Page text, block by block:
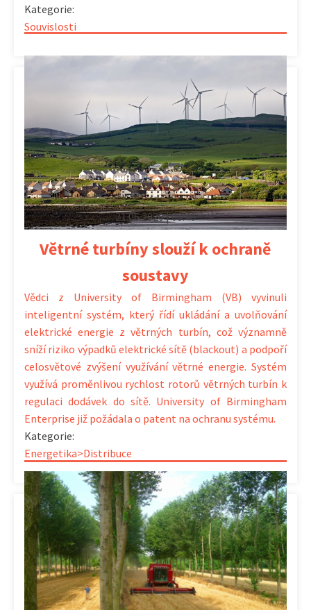
Kategorie:
Souvislosti
21.06.2020 | 08:46
Větrné turbíny slouží k ochraně
soustavy
Vědci z University of Birmingham (VB) vyvinuli
inteligentní systém, který řídí ukládání a uvolňování
elektrické energie z větrných turbín, což významně
sníží riziko výpadků elektrické sítě (blackout) a podpoří
celosvětové zvýšení využívání větrné energie. Systém
využívá proměnlivou rychlost rotorů větrných turbín k
regulaci dodávek do sítě. University of Birmingham
Enterprise již požádala o patent na ochranu systému.
Kategorie:
Energetika>Distribuce